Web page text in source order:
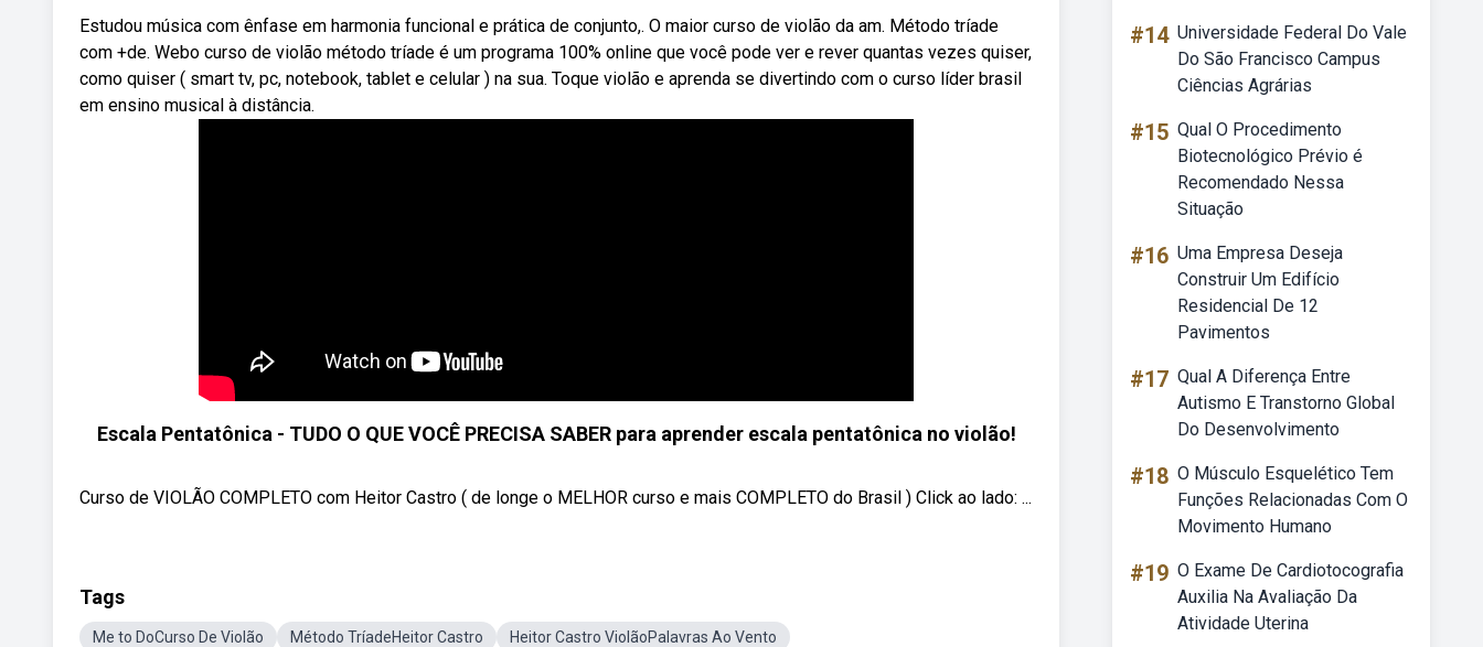
Estudou música com ênfase em harmonia funcional e prática de conjunto,. O maior curso de violão da am. Método tríade
com +de. Webo curso de violão método tríade é um programa 100% online que você pode ver e rever quantas vezes quiser,
como quiser ( smart tv, pc, notebook, tablet e celular ) na sua. Toque violão e aprenda se divertindo com o curso líder brasil
em ensino musical à distância.
Escala Pentatônica - TUDO O QUE VOCÊ PRECISA SABER para aprender escala pentatônica no violão!
Curso de VIOLÃO COMPLETO com Heitor Castro ( de longe o MELHOR curso e mais COMPLETO do Brasil ) Click ao lado: ...
Tags
Me to DoCurso De Violão Método TríadeHeitor Castro
Heitor Castro ViolãoPalavras Ao Vento
#14 Universidade Federal Do Vale
Do São Francisco Campus
Ciências Agrárias
#15 Qual O Procedimento
Biotecnológico Prévio é
Recomendado Nessa
Situação
#16 Uma Empresa Deseja
Construir Um Edifício
Residencial De 12
Pavimentos
#17 Qual A Diferença Entre
Autismo E Transtorno Global
Do Desenvolvimento
#18 O Músculo Esquelético Tem
Funções Relacionadas Com O
Movimento Humano
#19 O Exame De Cardiotocografia
Auxilia Na Avaliação Da
Atividade Uterina